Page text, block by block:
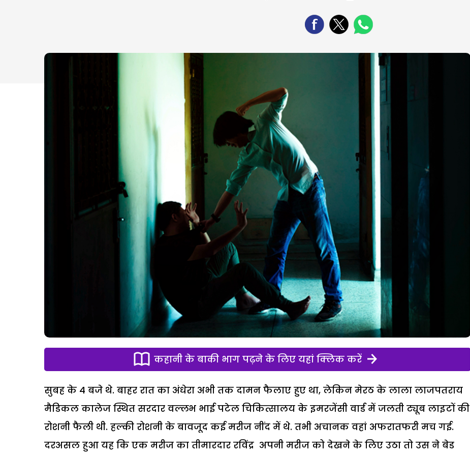
कहानी के बाकी भाग पढ़ने के लिए यहां क्लिक करें
सुबह के 4 बजे थे. बाहर रात का अंधेरा अभी तक दामन फैलाए हुए था, लेकिन मेरठ के लाला लाजपतराय
मैडिकल कालेज स्थित सरदार वल्लभ भाई पटेल चिकित्सालय के इमरजेंसी वार्ड में जलती ट्यूब लाइटों की
रोशनी फैली थी. हल्की रोशनी के बावजूद कई मरीज नींद में थे. तभी अचानक वहां अफरातफरी मच गई.
दरअसल हुआ यह कि एक मरीज का तीमारदार रविंद्र अपनी मरीज को देखने के लिए उठा तो उस ने बेड